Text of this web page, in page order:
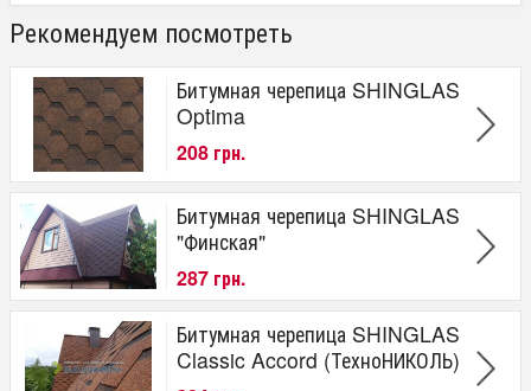
Рекомендуем посмотреть
Битумная черепица SHINGLAS
Optima
208 грн.
Битумная черепица SHINGLAS
"Финская"
287 грн.
Битумная черепица SHINGLAS
Classic Accord (ТехноНИКОЛЬ)